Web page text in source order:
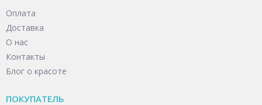
Оплата
Доставка
О нас
Контакты
Блог о красоте
ПОКУПАТЕЛЬ